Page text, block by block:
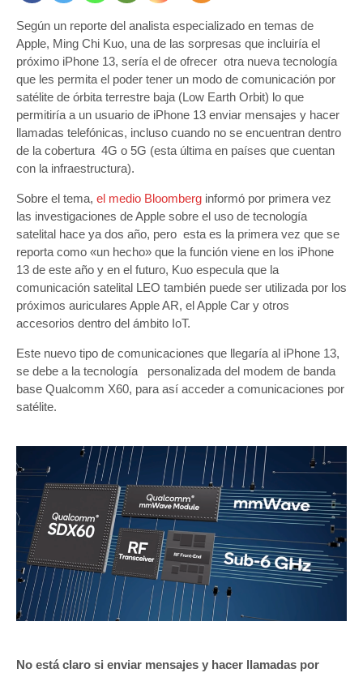
Según un reporte del analista especializado en temas de
Apple, Ming Chi Kuo, una de las sorpresas que incluiría el
próximo iPhone 13, sería el de ofrecer otra nueva tecnología
que les permita el poder tener un modo de comunicación por
satélite de órbita terrestre baja (Low Earth Orbit) lo que
permitiría a un usuario de iPhone 13 enviar mensajes y hacer
llamadas telefónicas, incluso cuando no se encuentran dentro
de la cobertura 4G o 5G (esta última en países que cuentan
con la infraestructura).
Sobre el tema, el medio Bloomberg informó por primera vez
las investigaciones de Apple sobre el uso de tecnología
satelital hace ya dos año, pero esta es la primera vez que se
reporta como «un hecho» que la función viene en los iPhone
13 de este año y en el futuro, Kuo especula que la
comunicación satelital LEO también puede ser utilizada por los
próximos auriculares Apple AR, el Apple Car y otros
accesorios dentro del ámbito IoT.
Este nuevo tipo de comunicaciones que llegaría al iPhone 13,
se debe a la tecnología personalizada del modem de banda
base Qualcomm X60, para así acceder a comunicaciones por
satélite.
No está claro si enviar mensajes y hacer llamadas por